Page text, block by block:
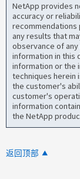
NetApp provides
accuracy or
any results that
observance of
information in this
information or the
techniques herein
the customer's
customer's
information
the NetApp
返回顶部